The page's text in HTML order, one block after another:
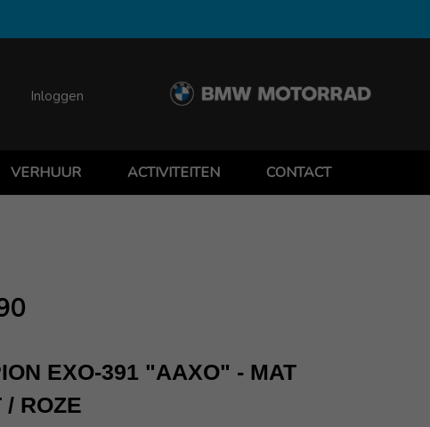
Inloggen
VERHUUR ACTIVITEITEN CONTACT
EXO-391 "AAXO" - MAT
/ ROZE